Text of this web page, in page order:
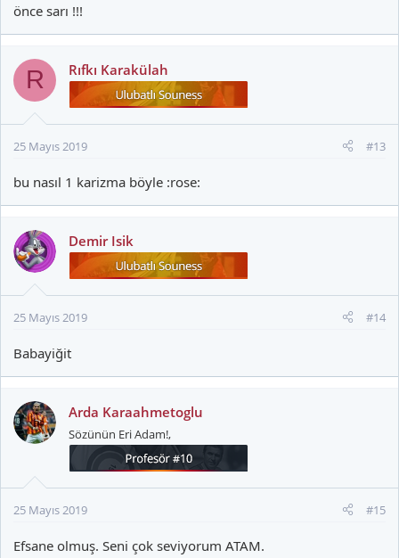
önce sarı !!!
R Rıfkı Karakülah
25 Mayıs 2019 #13
bu nasıl 1 karizma böyle :rose:
Demir Isik
25 Mayıs 2019 #14
Babayiğit
Arda Karaahmetoglu
Sözünün Eri Adam!,
25 Mayıs 2019 #15
Efsane olmuş. Seni çok seviyorum ATAM.